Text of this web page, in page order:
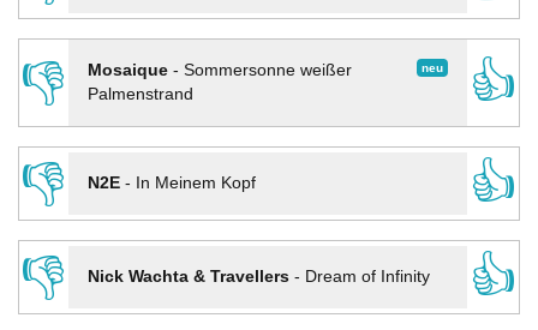
👎
neu
Mosaique- Sommersonne weißer
Palmenstrand
👍
👎
N2E- In Meinem Kopf
👍
👎
Nick Wachta & Travellers- Dream of Infinity
👍